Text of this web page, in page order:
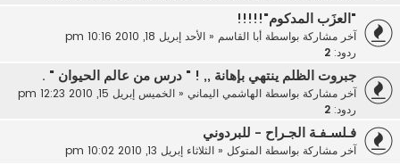
"العزَب المدكوم"!!!!!
آخر مشاركة بواسطة أبا القاسم« الأحد إبريل 18, 2010 10:16 pm
ردود: 2
جبروت الظلم ينتهي بإهانة ,, ! " درس من عالم الحيوان " .
آخر مشاركة بواسطة الهاشمي اليماني « الخميس إبريل 15, 2010 12:23 pm
ردود: 2
فـلسـفـة الجـراح - للبردوني
آخر مشاركة بواسطة المتوكل « الثلاثاء إبريل 13, 2010 10:02 pm